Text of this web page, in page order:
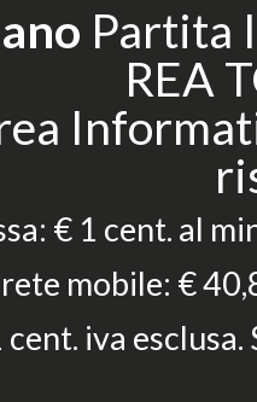
Partita
REA
€ 1 cent. al
mobile: €
iva